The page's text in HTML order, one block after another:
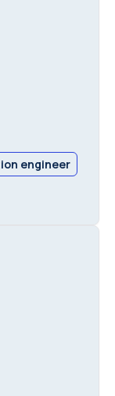
engineer